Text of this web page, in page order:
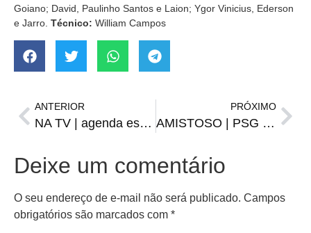
Goiano; David, Paulinho Santos e Laion; Ygor Vinicius, Ederson
e Jarro. Técnico: William Campos
ANTERIOR
NA TV | agenda esportiva de terça-feira, 17
PRÓXIMO
AMISTOSO | PSG enfrentará time de estrelas capitaneados por Cristiano Ronaldo
Deixe um comentário
O seu endereço de e-mail não será publicado. Campos
obrigatórios são marcados com *